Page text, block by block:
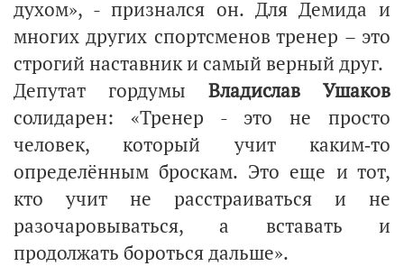
духом», - признался он. Для Демида и
многих других спортсменов тренер – это
строгий наставник и самый верный друг.
Депутат гордумы Владислав Ушаков
солидарен: «Тренер - это не просто
человек, который учит каким‑то
определённым броскам. Это еще и тот,
кто учит не расстраиваться и не
разочаровываться, а вставать и
продолжать бороться дальше».